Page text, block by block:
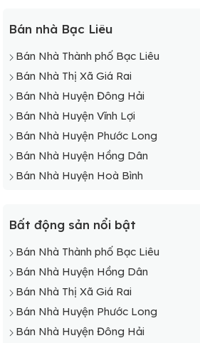
Bán nhà Bạc Liêu
Bán Nhà Thành phố Bạc Liêu
Bán Nhà Thị Xã Giá Rai
Bán Nhà Huyện Đông Hải
Bán Nhà Huyện Vĩnh Lợi
Bán Nhà Huyện Phước Long
Bán Nhà Huyện Hồng Dân
Bán Nhà Huyện Hoà Bình
Bất động sản nổi bật
Bán Nhà Thành phố Bạc Liêu
Bán Nhà Huyện Hồng Dân
Bán Nhà Thị Xã Giá Rai
Bán Nhà Huyện Phước Long
Bán Nhà Huyện Đông Hải